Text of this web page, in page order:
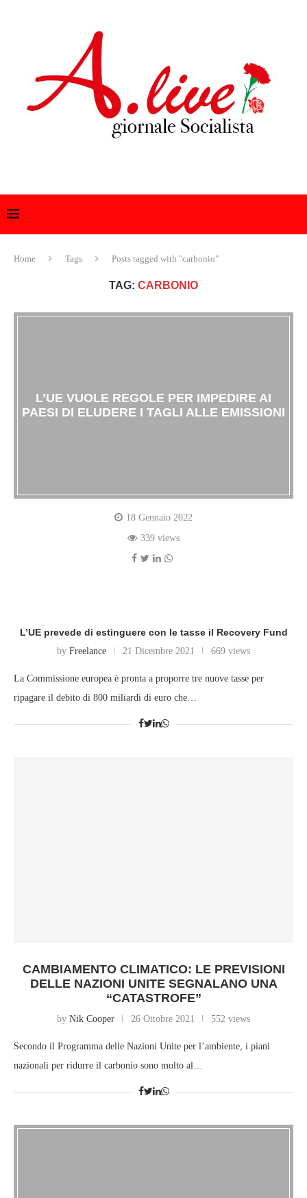
Home Tags Posts tagged with "carbonio"
TAG: CARBONIO
L’UE VUOLE REGOLE PER IMPEDIRE AI
PAESI DI ELUDERE I TAGLI ALLE EMISSIONI
18 Gennaio 2022
339 views
L’UE prevede di estinguere con le tasse il Recovery Fund
by Freelance 21 Dicembre 2021 669 views
La Commissione europea è pronta a proporre tre nuove tasse per
ripagare il debito di 800 miliardi di euro che…
CAMBIAMENTO CLIMATICO: LE PREVISIONI
DELLE NAZIONI UNITE SEGNALANO UNA
“CATASTROFE”
by Nik Cooper 26 Ottobre 2021 552 views
Secondo il Programma delle Nazioni Unite per l’ambiente, i piani
nazionali per ridurre il carbonio sono molto al…